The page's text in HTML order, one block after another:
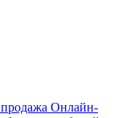
Онлайн-